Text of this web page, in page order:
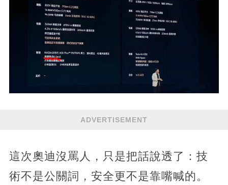
ADVERTISEMENT
這次奧迪沒罵人，只是把話說透了：技
術不是公關詞，安全更不是靠嘴喊的。